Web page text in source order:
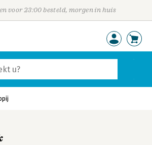
voor 23:00 besteld, morgen in huis